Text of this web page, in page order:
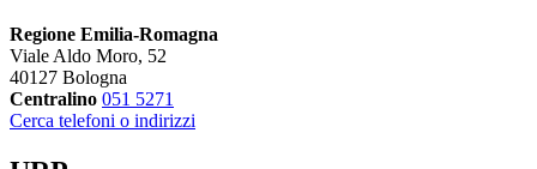
Regione Emilia-Romagna
Viale Aldo Moro, 52
40127 Bologna
Centralino 051 5271
Cerca telefoni o indirizzi